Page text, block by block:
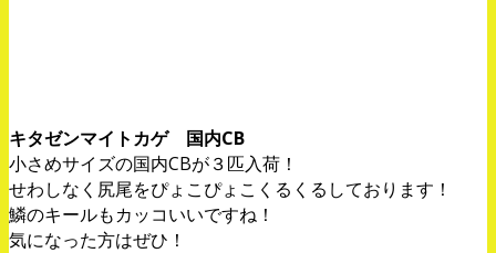
キタゼンマイトカゲ 国内CB
小さめサイズの国内CBが３匹入荷！
せわしなく尻尾をぴょこぴょこくるくるしております！
鱗のキールもカッコいいですね！
気になった方はぜひ！